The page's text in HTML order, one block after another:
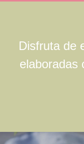
Disfruta de
elaboradas